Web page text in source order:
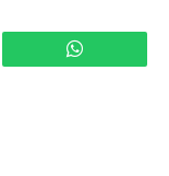
WhatsApp